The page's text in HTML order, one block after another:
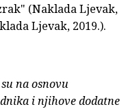
(Naklada Ljevak,
Ljevak, 2019.).
na osnovu
i njihove dodatne